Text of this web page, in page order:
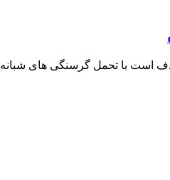
است با تحمل گرسنگی‌ های